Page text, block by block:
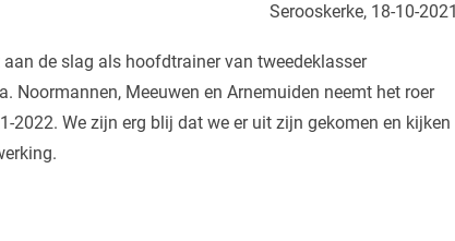
Serooskerke, 18-10-2021
de slag als hoofdtrainer van tweedeklasser
Noormannen, Meeuwen en Arnemuiden neemt het roer
2022. We zijn erg blij dat we er uit zijn gekomen en kijken